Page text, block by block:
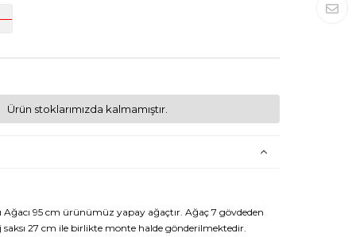
Ürün stoklarımızda kalmamıştır.
Ağacı 95 cm ürünümüz yapay ağaçtır. Ağaç 7 gövdeden
27 cm ile birlikte monte halde gönderilmektedir.